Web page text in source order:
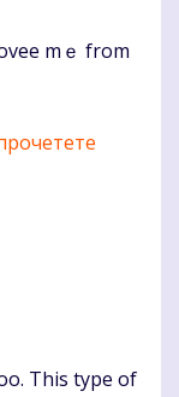
mｅ from
This type of